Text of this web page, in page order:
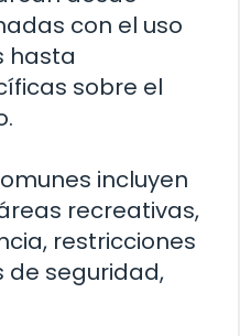
con el uso
hasta
sobre el
incluyen
recreativas,
restricciones
de seguridad,